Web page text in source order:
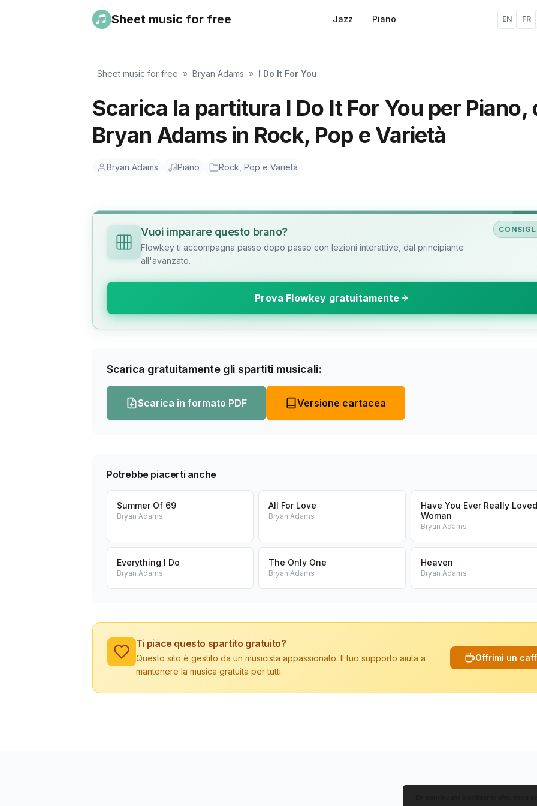
Sheet music for free Jazz Piano EN FR
Sheet music for free » Bryan Adams » I Do It For You
Scarica la partitura I Do It For You per Piano,
Bryan Adams in Rock, Pop e Varietà
Bryan Adams Piano Rock, Pop e Varietà
Vuoi imparare questo brano?
Flowkey ti accompagna passo dopo passo con lezioni interattive, dal principiante
all'avanzato.
Prova Flowkey gratuitamente
Scarica gratuitamente gli spartiti musicali:
Scarica in formato PDF Versione cartacea
Potrebbe piacerti anche
Summer Of 69
Bryan Adams
All For Love
Bryan Adams
Have You Ever Really
Woman
Bryan Adams
Everything I Do
Bryan Adams
The Only One
Bryan Adams
Heaven
Bryan Adams
Ti piace questo spartito gratuito?
Questo sito è gestito da un musicista appassionato. Il tuo supporto aiuta a
mantenere la musica gratuita per tutti.
Offrimi un